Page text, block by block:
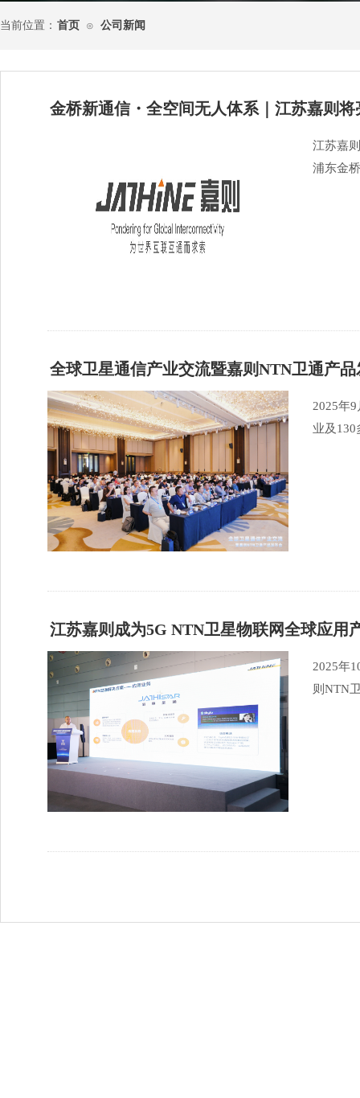
当前位置： 首页 ⊙ 公司新闻
金桥新通信・全空间无人体系｜江苏嘉则
江苏嘉
浦东金
全球卫星通信产业交流暨嘉则NTN卫通产
2025年
业及
江苏嘉则成为5G NTN卫星物联网全球应用
2025年
则NTN